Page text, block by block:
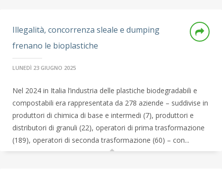
Illegalità, concorrenza sleale e dumping
frenano le bioplastiche
LUNEDÌ 23 GIUGNO 2025
Nel 2024 in Italia l’industria delle plastiche biodegradabili e
compostabili era rappresentata da 278 aziende – suddivise in
produttori di chimica di base e intermedi (7), produttori e
distributori di granuli (22), operatori di prima trasformazione
(189), operatori di seconda trasformazione (60) – con...